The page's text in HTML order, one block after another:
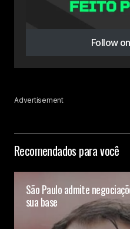
Follow
Advertisement
Recomendados para você
São Paulo admite
sua base